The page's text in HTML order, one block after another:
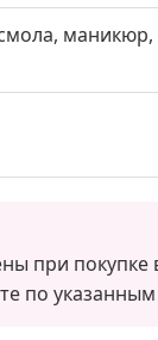
маникюр,
при
по